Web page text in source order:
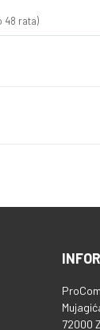
48 rata)
72000